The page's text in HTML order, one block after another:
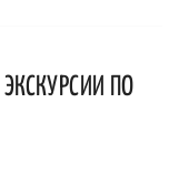
ЭКСКУРСИИ ПО